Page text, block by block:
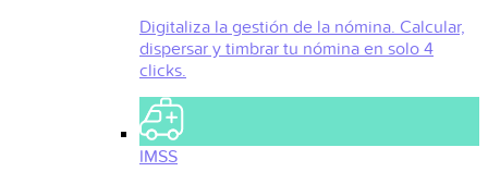
Digitaliza la gestión de la nómina. Calcular,
dispersar y timbrar tu nómina en solo 4
clicks.
IMSS